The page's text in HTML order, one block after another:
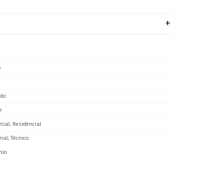
Residencial
Técnico